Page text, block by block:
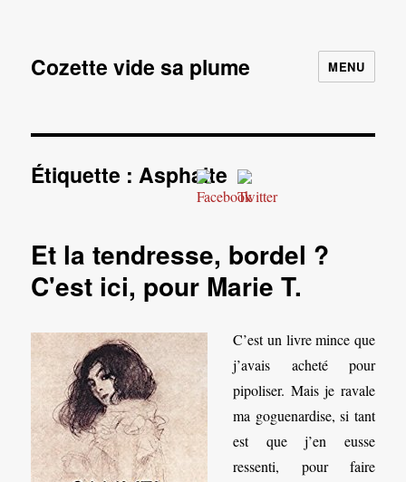
Cozette vide sa plume MENU
Étiquette :Asphalte
Et la tendresse, bordel ?
C'est ici, pour Marie T.
C’est un livre mince que
j’avais acheté pour
pipoliser. Mais je ravale
ma goguenardise, si tant
est que j’en eusse
ressenti, pour faire